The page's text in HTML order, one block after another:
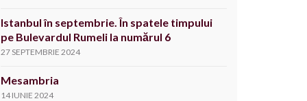
Istanbul în septembrie. În spatele timpului
pe Bulevardul Rumeli la numărul 6
27 SEPTEMBRIE 2024
Mesambria
14 IUNIE 2024